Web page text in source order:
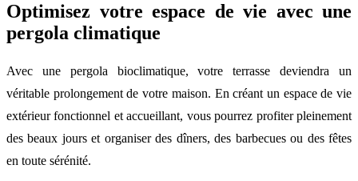
Optimisez votre espace de vie avec une
pergola climatique
Avec une pergola bioclimatique, votre terrasse deviendra un
véritable prolongement de votre maison. En créant un espace de vie
extérieur fonctionnel et accueillant, vous pourrez profiter pleinement
des beaux jours et organiser des dîners, des barbecues ou des fêtes
en toute sérénité.